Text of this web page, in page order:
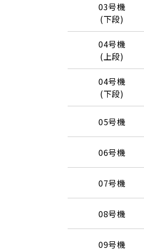
03号機
(下段)
04号機
(上段)
04号機
(下段)
05号機
06号機
07号機
08号機
09号機